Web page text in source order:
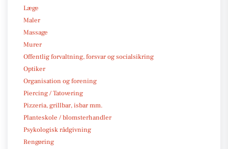
Læge
Maler
Massage
Murer
Offentlig forvaltning, forsvar og socialsikring
Optiker
Organisation og forening
Piercing / Tatovering
Pizzeria, grillbar, isbar mm.
Planteskole / blomsterhandler
Psykologisk rådgivning
Rengøring